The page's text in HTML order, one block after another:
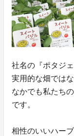
社名の『ポタジ
実用的な畑では
なかでも私たち
です。
相性のいいハー